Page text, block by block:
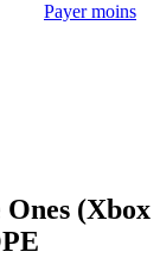
Payer moins
(Xbox